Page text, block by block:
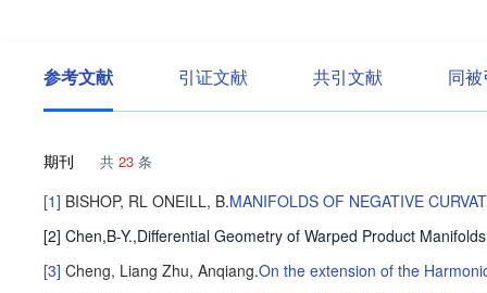
参考文献 引证文献 共引文献 同
期刊 共 23 条
[1] BISHOP, RL ONEILL, B.MANIFOLDS OF NEGATIVE
[2] Chen,B-Y.,Differential Geometry of Warped Product
[3] Cheng, Liang Zhu, Anqiang.On the extension of the